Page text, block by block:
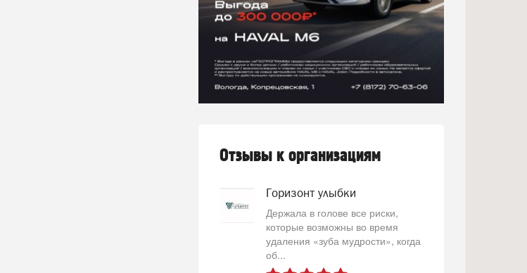
Отзывы к организациям
Горизонт улыбки
Держала в голове все риски,
которые возможны во время
удаления «зуба мудрости», когда
об...